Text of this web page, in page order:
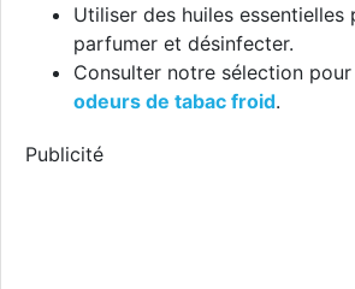
Utiliser des huiles essentielles
parfumer et désinfecter.
Consulter notre sélection pour
odeurs de tabac froid.
Publicité